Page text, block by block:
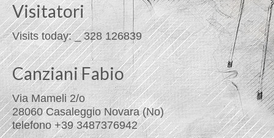
Visitatori
Visits today: _ 328 126839
Canziani Fabio
Via Mameli 2/o
28060 Casaleggio Novara (No)
telefono +39 3487376942